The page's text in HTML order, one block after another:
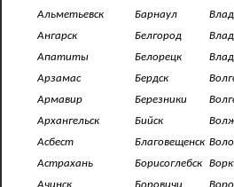
Альметьевск Барнаул
Ангарск
Белгород
Апатиты
Белорецк
Арзамас
Бердск
Армавир
Березники
Архангельск
Бийск
Асбест
Благовещенск
Астрахань
Борисоглебск
Ачинск
Боровичи